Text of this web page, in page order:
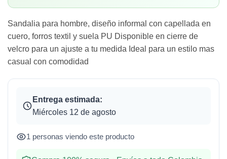
Sandalia para hombre, diseño informal con capellada en
cuero, forros textil y suela PU Disponible en cierre de
velcro para un ajuste a tu medida Ideal para un estilo mas
casual con comodidad
Entrega estimada:
Miércoles 12 de agosto
1 personas viendo este producto